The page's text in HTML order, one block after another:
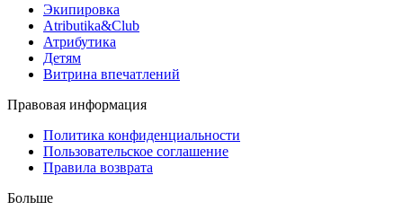
Экипировка
Atributika&Club
Атрибутика
Детям
Витрина впечатлений
Правовая информация
Политика конфиденциальности
Пользовательское соглашение
Правила возврата
Больше